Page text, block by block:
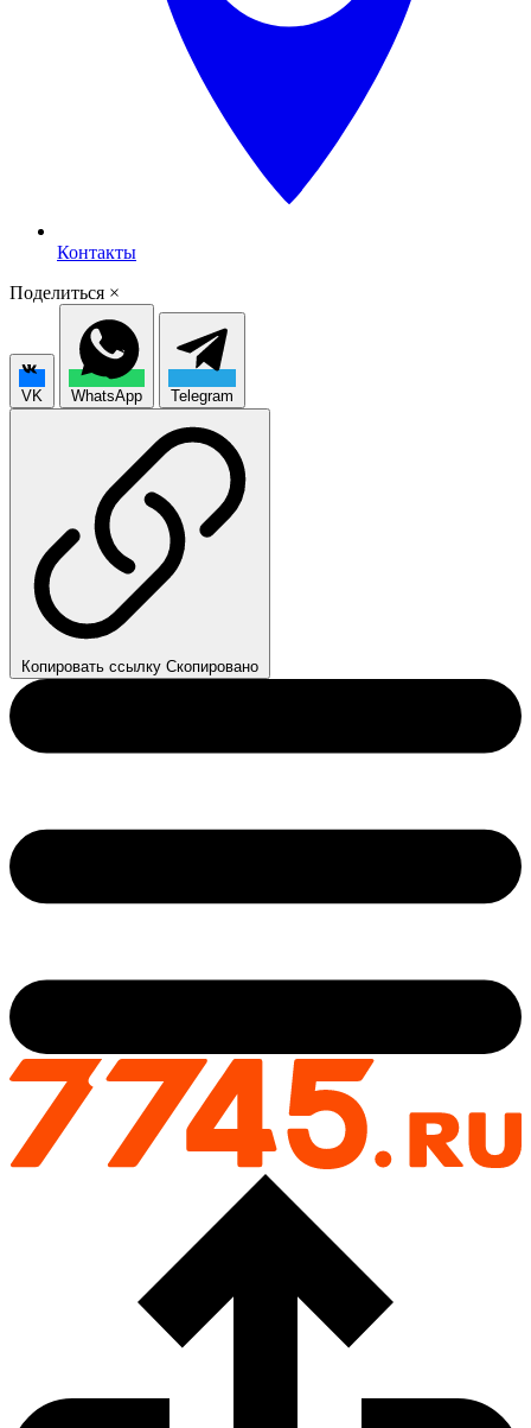
Контакты
Поделиться ×
VK WhatsApp Telegram
Копировать ссылку Скопировано